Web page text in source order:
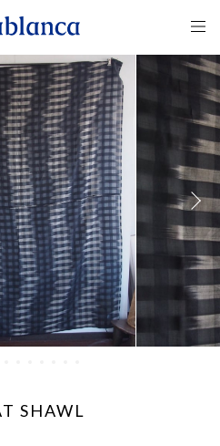
SHAWL